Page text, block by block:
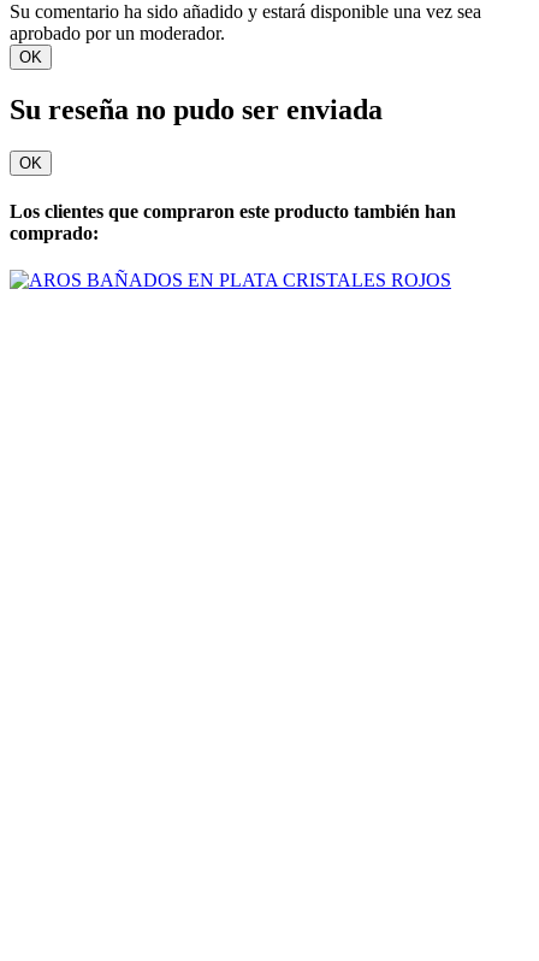
Su comentario ha sido añadido y estará disponible una vez sea
aprobado por un moderador.
OK
Su reseña no pudo ser enviada
OK
Los clientes que compraron este producto también han
comprado: